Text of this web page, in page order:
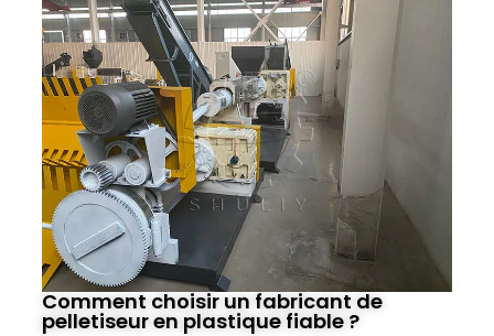
Comment choisir un fabricant de
pelletiseur en plastique fiable ?